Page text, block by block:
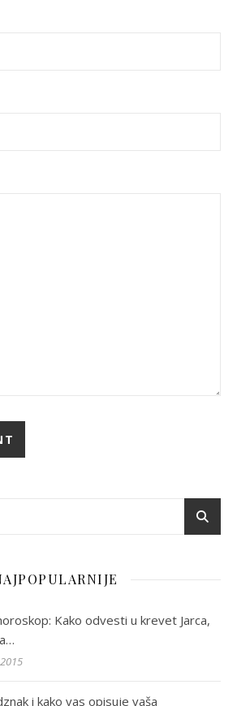
Kako odvesti u krevet Jarca,
i kako vas opisuje vaša